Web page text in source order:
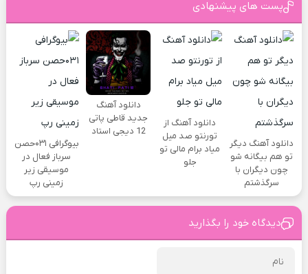
پست های پیشنهادی
دانلود آهنگ دیگر
تو هم بیگانه شو
چون دیگران با
سرگذشتم
دانلود آهنگ از
تورنتو صد میل
میاد برام مالی تو
جلو
دانلود آهنگ
جدید قاطی پاتی
12 دیجی استاد
بیوگرافی ۰۳۱حصن
سرباز فعال در
موسیقی زیر
زمینی رپ
دیدگاه خود را بگذارید